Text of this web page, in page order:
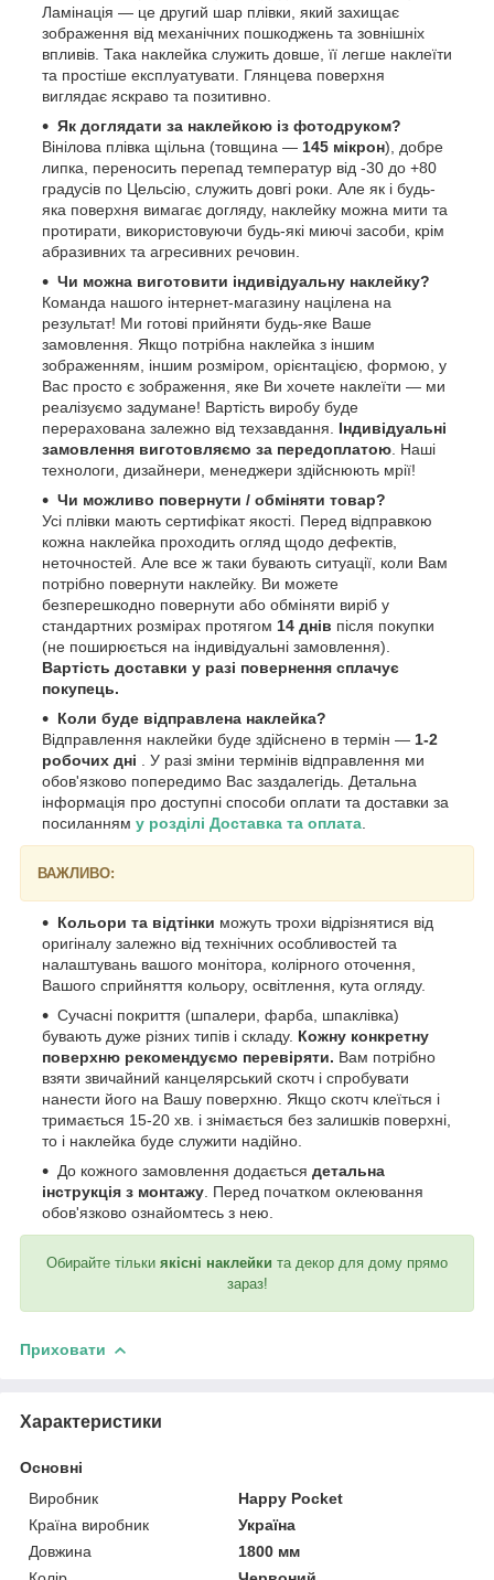
Ламінація — це другий шар плівки, який захищає
зображення від механічних пошкоджень та зовнішніх
впливів. Така наклейка служить довше, її легше наклеїти
та простіше експлуатувати. Глянцева поверхня
виглядає яскраво та позитивно.
Як доглядати за наклейкою із фотодруком?
Вінілова плівка щільна (товщина — 145 мікрон), добре
липка, переносить перепад температур від -30 до +80
градусів по Цельсію, служить довгі роки. Але як і будь-
яка поверхня вимагає догляду, наклейку можна мити та
протирати, використовуючи будь-які миючі засоби, крім
абразивних та агресивних речовин.
Чи можна виготовити індивідуальну наклейку?
Команда нашого інтернет-магазину націлена на
результат! Ми готові прийняти будь-яке Ваше
замовлення. Якщо потрібна наклейка з іншим
зображенням, іншим розміром, орієнтацією, формою, у
Вас просто є зображення, яке Ви хочете наклеїти — ми
реалізуємо задумане! Вартість виробу буде
перерахована залежно від техзавдання. Індивідуальні
замовлення виготовляємо за передоплатою . Наші
технологи, дизайнери, менеджери здійснюють мрії!
Чи можливо повернути / обміняти товар?
Усі плівки мають сертифікат якості. Перед відправкою
кожна наклейка проходить огляд щодо дефектів,
неточностей. Але все ж таки бувають ситуації, коли Вам
потрібно повернути наклейку. Ви можете
безперешкодно повернути або обміняти виріб у
стандартних розмірах протягом 14 днів після покупки
(не поширюється на індивідуальні замовлення).
Вартість доставки у разі повернення сплачує
покупець.
Коли буде відправлена наклейка?
Відправлення наклейки буде здійснено в термін — 1-2
робочих дні . У разі зміни термінів відправлення ми
обов'язково попередимо Вас заздалегідь. Детальна
інформація про доступні способи оплати та доставки за
посиланням у розділі Доставка та оплата
ВАЖЛИВО:
Кольори та відтінки можуть трохи відрізнятися від
оригіналу залежно від технічних особливостей та
налаштувань вашого монітора, колірного оточення,
Вашого сприйняття кольору, освітлення, кута огляду.
Сучасні покриття (шпалери, фарба, шпаклівка)
бувають дуже різних типів і складу. Кожну конкретну
поверхню рекомендуємо перевіряти. Вам потрібно
взяти звичайний канцелярський скотч і спробувати
нанести його на Вашу поверхню. Якщо скотч клеїться і
тримається 15-20 хв. і знімається без залишків поверхні,
то і наклейка буде служити надійно.
До кожного замовлення додається детальна
інструкція з монтажу . Перед початком оклеювання
обов'язково ознайомтесь з нею.
Обирайте тільки якісні наклейки та декор для дому прямо
зараз!
Приховати
Характеристики
Основні
Виробник
Happy Pocket
Країна виробник
Україна
Довжина
1800 мм